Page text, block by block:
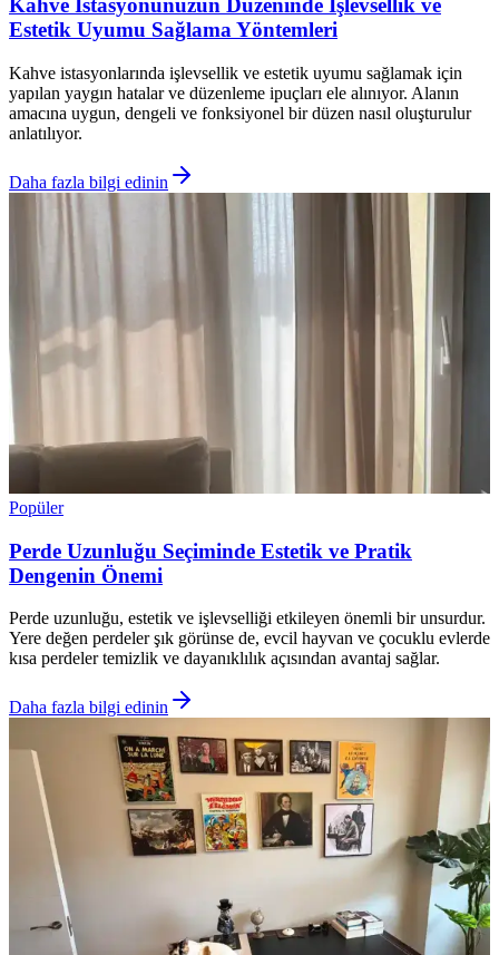
Kahve İstasyonunuzun Düzeninde İşlevsellik ve
Estetik Uyumu Sağlama Yöntemleri
Kahve istasyonlarında işlevsellik ve estetik uyumu sağlamak için
yapılan yaygın hatalar ve düzenleme ipuçları ele alınıyor. Alanın
amacına uygun, dengeli ve fonksiyonel bir düzen nasıl oluşturulur
anlatılıyor.
Daha fazla bilgi edinin
Popüler
Perde Uzunluğu Seçiminde Estetik ve Pratik
Dengenin Önemi
Perde uzunluğu, estetik ve işlevselliği etkileyen önemli bir unsurdur.
Yere değen perdeler şık görünse de, evcil hayvan ve çocuklu evlerde
kısa perdeler temizlik ve dayanıklılık açısından avantaj sağlar.
Daha fazla bilgi edinin